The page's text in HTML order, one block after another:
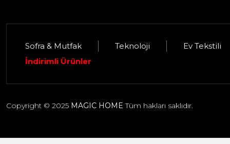
Selim Dekor Elise 13x18 Çerçeve
Sofra & Mutfak Teknoloji Ev Tekstili
İndirimli Ürünler
Copyright © 2025 MAGIC HOME Tüm hakları saklıdır.